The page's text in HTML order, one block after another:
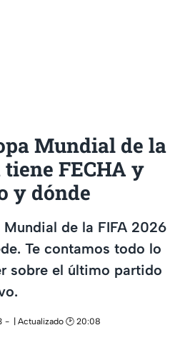
Mundial de la
FECHA y
y dónde
de la FIFA 2026
Te contamos todo lo
sobre el último partido
| Actualizado 🕑 20:08